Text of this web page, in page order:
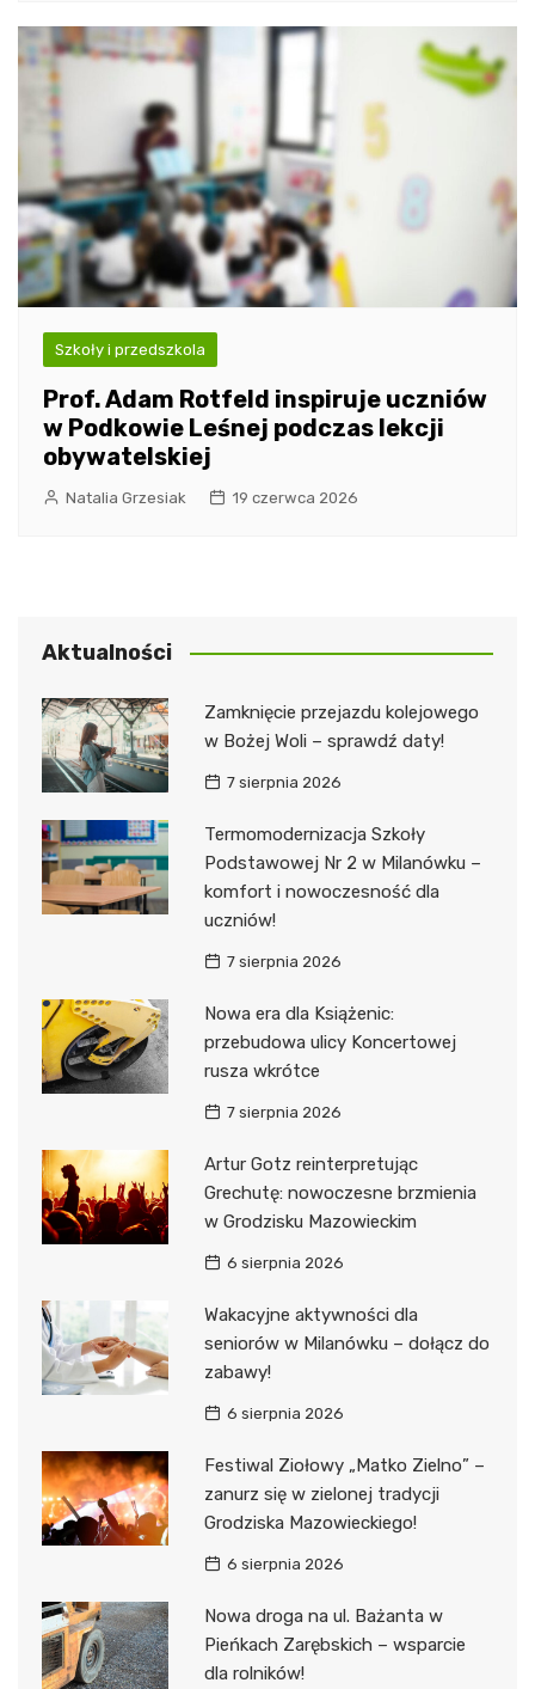
Szkoły i przedszkola
Prof. Adam Rotfeld inspiruje uczniów
w Podkowie Leśnej podczas lekcji
obywatelskiej
Natalia Grzesiak 19 czerwca 2026
Aktualności
Zamknięcie przejazdu kolejowego
w Bożej Woli – sprawdź daty!
7 sierpnia 2026
Termomodernizacja Szkoły
Podstawowej Nr 2 w Milanówku –
komfort i nowoczesność dla
uczniów!
7 sierpnia 2026
Nowa era dla Książenic:
przebudowa ulicy Koncertowej
rusza wkrótce
7 sierpnia 2026
Artur Gotz reinterpretując
Grechutę: nowoczesne brzmienia
w Grodzisku Mazowieckim
6 sierpnia 2026
Wakacyjne aktywności dla
seniorów w Milanówku – dołącz do
zabawy!
6 sierpnia 2026
Festiwal Ziołowy „Matko Zielno” –
zanurz się w zielonej tradycji
Grodziska Mazowieckiego!
6 sierpnia 2026
Nowa droga na ul. Bażanta w
Pieńkach Zarębskich – wsparcie
dla rolników!